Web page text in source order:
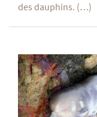
des dauphins. (…)